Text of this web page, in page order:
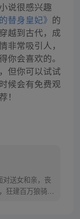
说很感兴趣
替身皇妃》 的
越到古代，成
非常吸引人，
你会喜欢的。
但你可以试试
候会有免费观
！
对送女和亲，丧
狂建百万狼骑！